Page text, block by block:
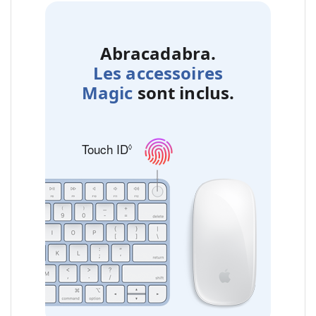
Abracadabra.
Les accessoires
Magic sont inclus.
Touch ID◊Renvoi aux mentions légales